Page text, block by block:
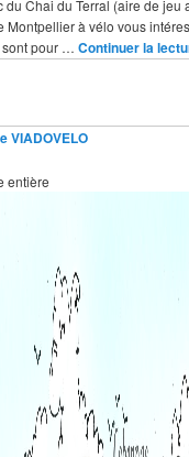
du Chai du Terral (aire de jeu
Montpellier à vélo vous
sont pour …Continuer la
VIADOVELO
entière